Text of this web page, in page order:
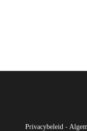
Privacybeleid -